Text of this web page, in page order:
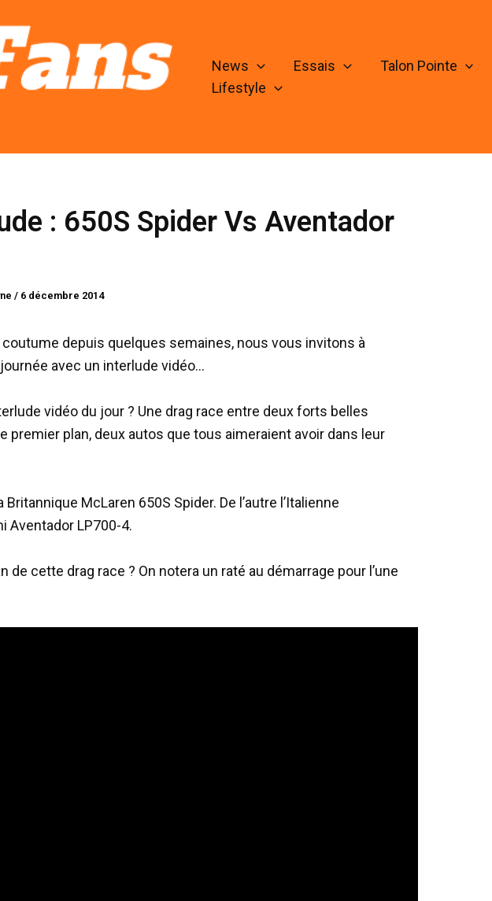
News Essais Talon Pointe
Lifestyle
: 650S Spider Vs Aventador
/ 6 décembre 2014
depuis quelques semaines, nous vous invitons à
avec un interlude vidéo…
vidéo du jour ? Une drag race entre deux forts belles
premier plan, deux autos que tous aimeraient avoir dans leur
Britannique McLaren 650S Spider. De l’autre l’Italienne
Aventador LP700-4.
de cette drag race ? On notera un raté au démarrage pour l’une